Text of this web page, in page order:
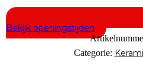
Bekijk openingstijden
Categorie: